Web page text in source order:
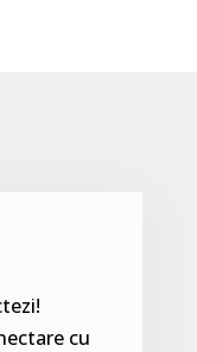
cu